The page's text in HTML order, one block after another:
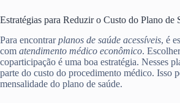
Estratégias para Reduzir o Custo do Plano de
Para encontrarplanos de saúde acessíveis, é
com atendimento médico econômico.
coparticipação é uma boa estratégia. Nesses
parte do custo do procedimento médico. Isso
mensalidade do plano de saúde.